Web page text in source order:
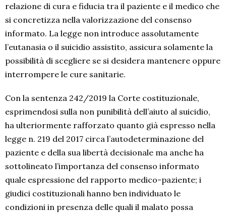
relazione di cura e fiducia tra il paziente e il medico che
si concretizza nella valorizzazione del consenso
informato. La legge non introduce assolutamente
l’eutanasia o il suicidio assistito, assicura solamente la
possibilità di scegliere se si desidera mantenere oppure
interrompere le cure sanitarie.
Con la sentenza 242/2019 la Corte costituzionale,
esprimendosi sulla non punibilità dell’aiuto al suicidio,
ha ulteriormente rafforzato quanto già espresso nella
legge n. 219 del 2017 circa l’autodeterminazione del
paziente e della sua libertà decisionale ma anche ha
sottolineato l’importanza del consenso informato
quale espressione del rapporto medico-paziente; i
giudici costituzionali hanno ben individuato le
condizioni in presenza delle quali il malato possa